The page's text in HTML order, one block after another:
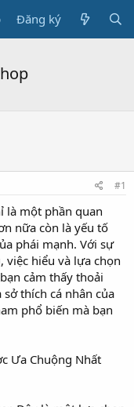
Đăng ký
#1
là một phần quan
nữa còn là yếu tố
phái mạnh. Với sự
việc hiểu và lựa chọn
cảm thấy thoải
thích cá nhân của
phổ biến mà bạn
Ưa Chuộng Nhất